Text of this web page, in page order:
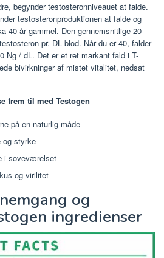
begynder testosteronniveauet at falde.
testosteronproduktionen at falde og
40 år gammel. Den gennemsnitlige 20-
pr. DL blod. Når du er 40, falder
Ng / dL. Det er et ret markant fald i T-
bivirkninger af mistet vitalitet, nedsat
frem til med Testogen
på en naturlig måde
og styrke
i soveværelset
og virilitet
og
ingredienser